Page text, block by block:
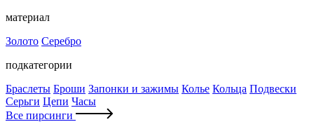
материал
Золото Серебро
подкатегории
Браслеты Броши Запонки и зажимы Колье Кольца Подвески
Серьги Цепи Часы
Все пирсинги